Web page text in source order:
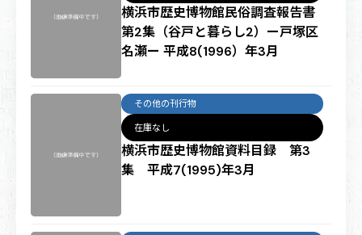
横浜市歴史博物館民俗調査報告書
第2集（谷戸と暮らし2）ー戸塚区
名瀬ー 平成8(1996）年3月
横浜市歴史博物館資料目録 第3
集 平成7(1995)年3月
その他の刊行物
在庫なし